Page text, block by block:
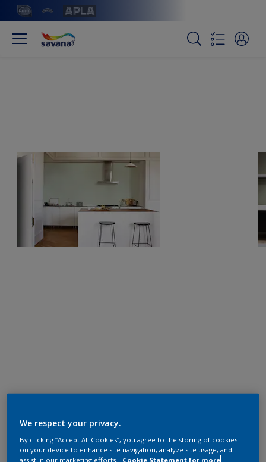
We respect your privacy.
By clicking “Accept All Cookies”, you agree to the storing of cookies
on your device to enhance site navigation, analyze site usage, and
assist in our marketing efforts.
Cookie Statement for more